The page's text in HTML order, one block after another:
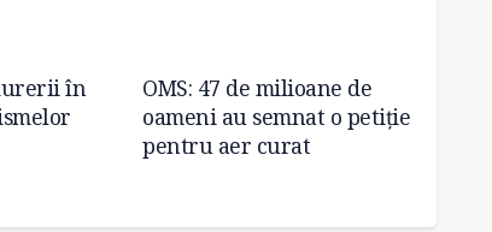
în
OMS: 47 de milioane de
oameni au semnat o petiție
pentru aer curat